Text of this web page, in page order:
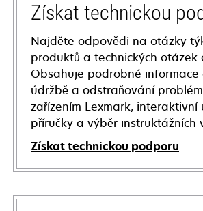
Získat technickou
Najděte odpovědi na otázky
produktů a technických otázek
Obsahuje podrobné informace
údržbě a odstraňování
zařízením Lexmark, interaktivní
příručky a výběr instruktážních
Získat technickou podporu
opens
in